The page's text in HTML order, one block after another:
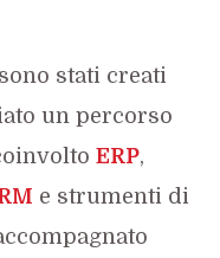
stati creati
un percorso
ERP,
e strumenti di